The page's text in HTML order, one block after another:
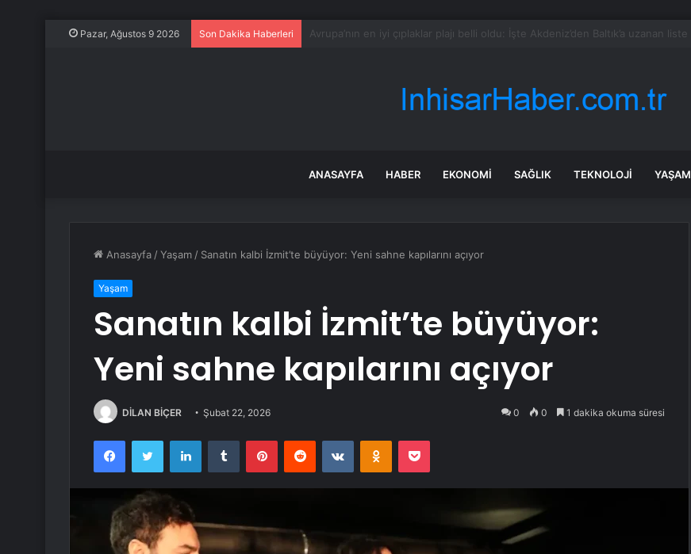
Pazar, Ağustos 9 2026 Son Dakika Haberleri AFAD duyurdu bu sabah Mısır sallandı
ANASAYFA HABER EKONOMI SAĞLIK TEKNOLOJI YAŞAM
Anasayfa /Yaşam / Sanatın kalbi İzmit’te büyüyor: Yeni sahne kapılarını açıyor
Yaşam
Sanatın kalbi İzmit’te büyüyor:
Yeni sahne kapılarını açıyor
DİLAN BİÇER Şubat 22, 2026 0 0 1 dakika okuma süresi
FacebookTwitter LinkedInTumblr PinterestReddit VKontakteOdnoklassniki
Pocket